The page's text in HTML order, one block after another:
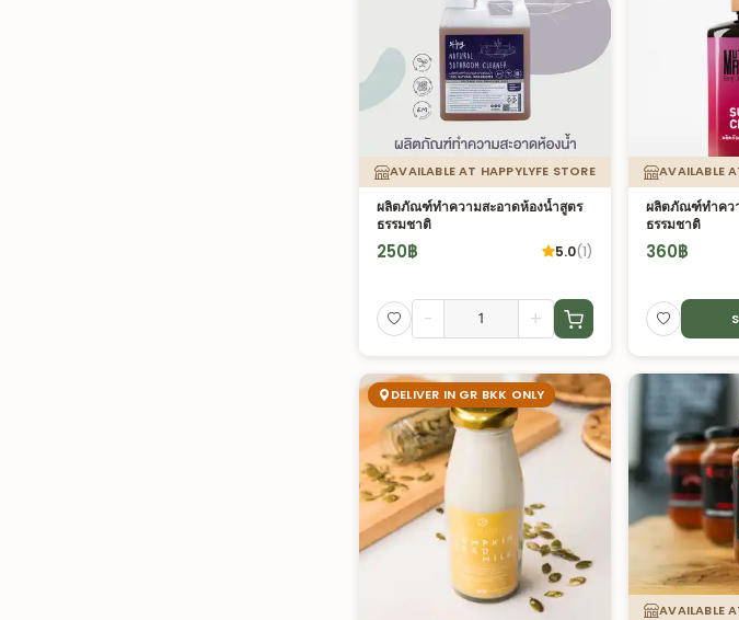
AVAILABLE AT HAPPYLYFE STORE
ผลิตภัณฑ์ทำความสะอาดห้องน้ำสูตร
ธรรมชาติ
250฿ 5.0(1)
- +
AVAILABLE
ผลิตภัณฑ์ทำคว
ธรรมชาติ
360฿
DELIVER IN GR BKK ONLY
AVAILABLE